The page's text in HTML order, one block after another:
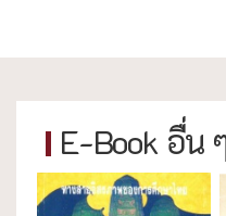
E-Book อื่น